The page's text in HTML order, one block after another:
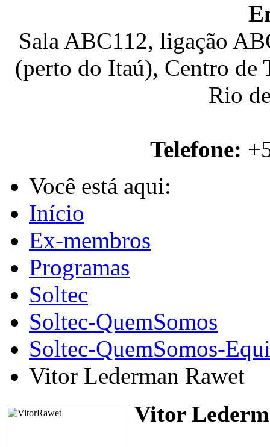
Sala ABC112, ligação
(perto do Itaú), Centro de
Rio
Telefone:
Você está aqui:
Início
Ex-membros
Programas
Soltec
Soltec-QuemSomos
Soltec-QuemSomos-
Vitor Lederman Rawet
Vitor